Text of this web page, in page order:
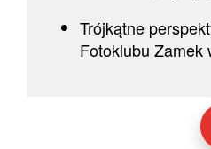
Trójkątne
Fotoklubu Zamek